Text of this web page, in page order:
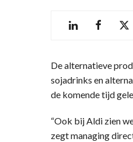
De alternatieve
sojadrinks en
de komende tijd
“Ook bij Aldi zien
zegt managing